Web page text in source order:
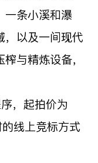
一条小溪和瀑
，以及一间现代
与精炼设备，
，起拍价为
线上竞标方式